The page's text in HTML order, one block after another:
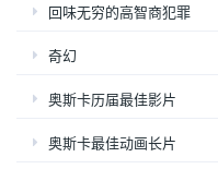
回味无穷的高智商犯罪
奇幻
奥斯卡历届最佳影片
奥斯卡最佳动画长片